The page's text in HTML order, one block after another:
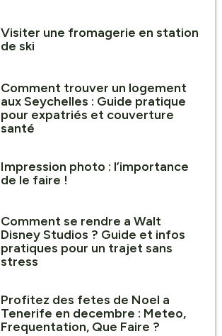
Visiter une fromagerie en station
de ski
Comment trouver un logement
aux Seychelles : Guide pratique
pour expatriés et couverture
santé
Impression photo : l’importance
de le faire !
Comment se rendre a Walt
Disney Studios ? Guide et infos
pratiques pour un trajet sans
stress
Profitez des fetes de Noel a
Tenerife en decembre : Meteo,
Frequentation, Que Faire ?